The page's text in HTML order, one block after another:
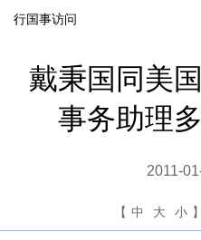
行国事访问
戴秉国同美
事务助理
2011-
【 中 大 小 】